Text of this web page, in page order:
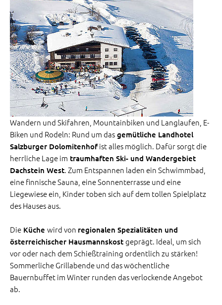
Wandern und Skifahren, Mountainbiken und Langlaufen, E-
Biken und Rodeln: Rund um das gemütliche Landhotel
Salzburger Dolomitenhofist alles möglich. Dafür sorgt die
herrliche Lage im traumhaften Ski- und Wandergebiet
Dachstein West. Zum Entspannen laden ein Schwimmbad,
eine finnische Sauna, eine Sonnenterrasse und eine
Liegewiese ein, Kinder toben sich auf dem tollen Spielplatz
des Hauses aus.
Die Küche wird von regionalen Spezialitäten und
österreichischer Hausmannskost geprägt. Ideal, um sich
vor oder nach dem Schießtraining ordentlich zu stärken!
Sommerliche Grillabende und das wöchentliche
Bauernbuffet im Winter runden das verlockende Angebot
ab.